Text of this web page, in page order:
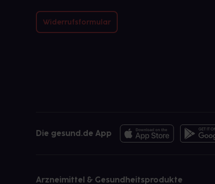
Widerrufsformular
Die gesund.de App
Arzneimittel & Gesundheitsprodukte